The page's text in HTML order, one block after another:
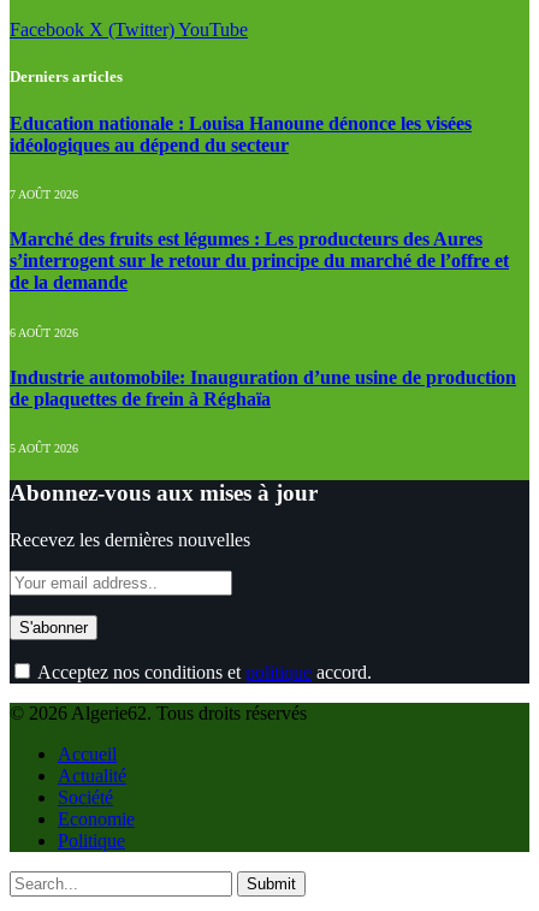
Facebook X (Twitter)YouTube
Derniers articles
Education nationale : Louisa Hanoune dénonce les visées
idéologiques au dépend du secteur
7 AOÛT 2026
Marché des fruits est légumes : Les producteurs des Aures
s’interrogent sur le retour du principe du marché de l’offre et
de la demande
6 AOÛT 2026
Industrie automobile: Inauguration d’une usine de production
de plaquettes de frein à Réghaïa
5 AOÛT 2026
Abonnez-vous aux mises à jour
Recevez les dernières nouvelles
Acceptez nos conditions et politique accord.
© 2026 Algerie62. Tous droits réservés
Accueil
Actualité
Société
Economie
Politique
Submit